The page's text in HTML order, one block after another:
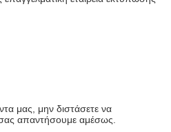
μας, μην διστάσετε να
απαντήσουμε αμέσως.